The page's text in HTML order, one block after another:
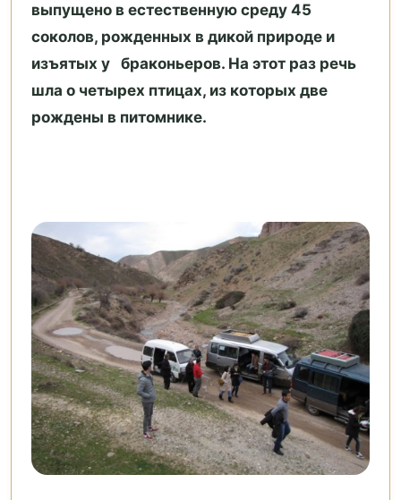
выпущено в естественную среду 45
соколов, рожденных в дикой природе и
изъятых у браконьеров. На этот раз речь
шла о четырех птицах, из которых две
рождены в питомнике.